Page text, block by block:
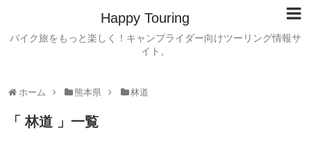
Happy Touring
バイク旅をもっと楽しく！キャンプライダー向けツーリング情報サ
イト。
ホーム 熊本県 林道
「 林道 」一覧